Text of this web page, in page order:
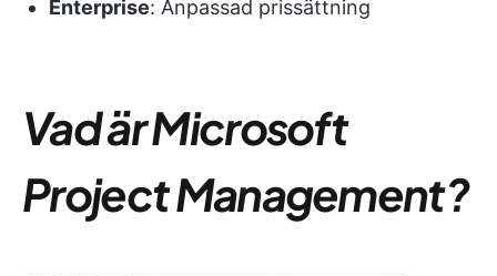
Enterprise: Anpassad prissättning
Vad är Microsoft
Project Management?